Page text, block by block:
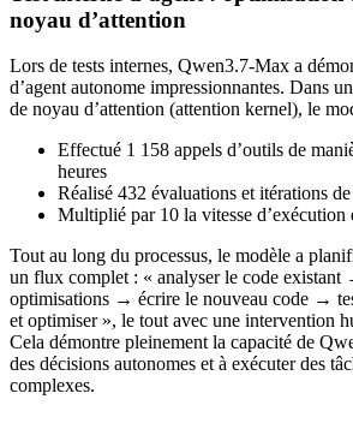
noyau d’attention
Lors de tests internes, Qwen3.7-Max a
d’agent autonome impressionnantes. Dans
de noyau d’attention (attention kernel), le
Effectué 1 158 appels d’outils de
heures
Réalisé 432 évaluations et itérations
Multiplié par 10 la vitesse d’exécution
Tout au long du processus, le modèle a
un flux complet : « analyser le code existant
optimisations → écrire le nouveau code →
et optimiser », le tout avec une intervention
Cela démontre pleinement la capacité de
des décisions autonomes et à exécuter des
complexes.